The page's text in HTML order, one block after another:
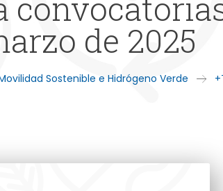
de 2025
Sostenible e Hidrógeno Verde